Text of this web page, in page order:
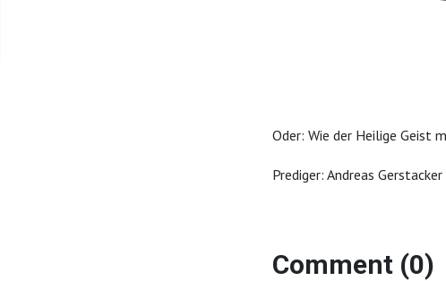
Oder: Wie der Heilige Geist
Prediger: Andreas Gerstacker
Comment (0)